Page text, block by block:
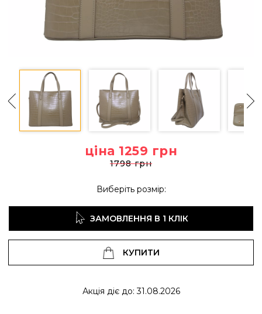
ціна 1259 грн
1798 грн
Виберіть розмір:
ЗАМОВЛЕННЯ В 1 КЛІК
КУПИТИ
Акція діє до: 31.08.2026